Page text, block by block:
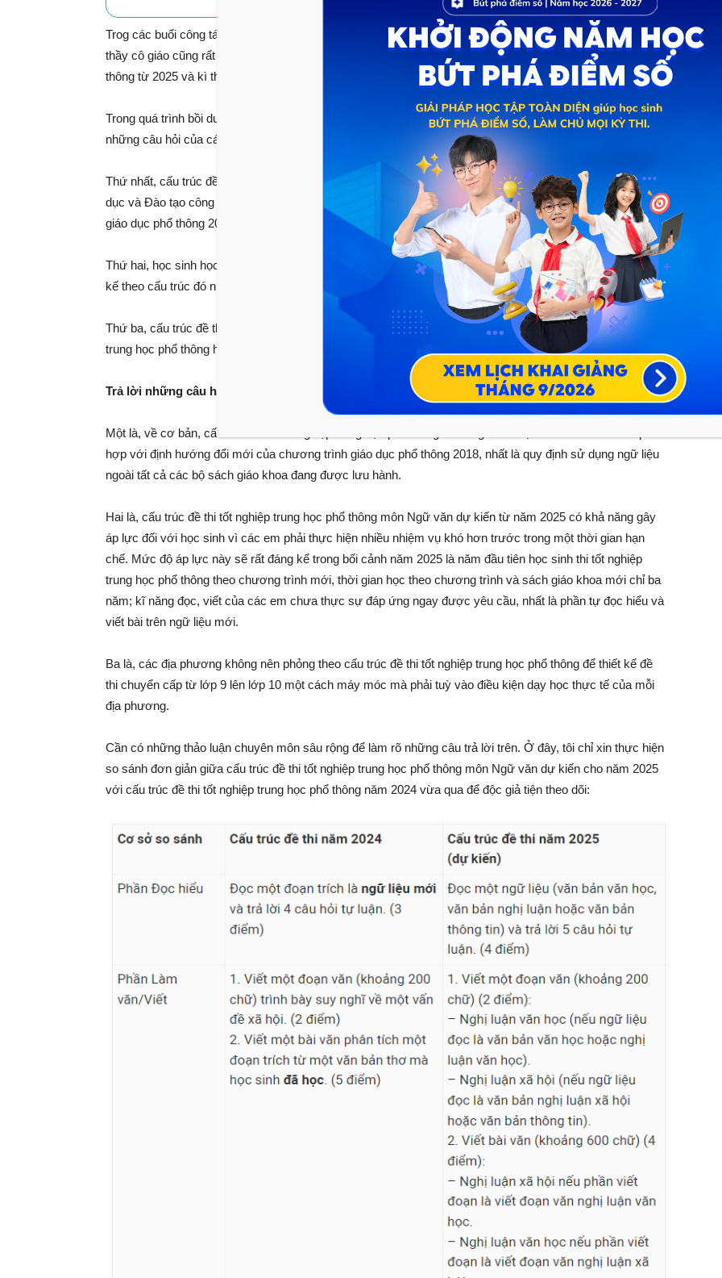
Trog các buổi công tác, tập huấn cho giáo viên sử dụng các sách chương trình cuối cấp (5,9,12), thì các
thầy cô giáo cũng rất quan tâm đến định hướng đổi mới đánh giá trong các kì thi tốt nghiệp trung học phổ
thông từ 2025 và kì thi chuyển cấp từ lớp 9 lên lớp 10.
Trong quá trình bồi dưỡng, tập huấn giáo viên sử dụng sách giáo khoa mới, thường xuyên nhận được
những câu hỏi của các thầy cô về hai kì thi này, tập trung vào những vấn đề như:
Thứ nhất, cấu trúc đề thi tốt nghiệp trung học phổ thông môn Ngữ văn dự kiến cho năm 2025 mà Bộ Giáo
dục và Đào tạo công bố vào tháng 3 vừa qua phù hợp ra sao với định hướng đổi mới của chương trình
giáo dục phổ thông 2018?
Thứ hai, học sinh học sách giáo khoa mới có khả năng đáp ứng được yêu cầu của một đề thi được thiết
kế theo cấu trúc đó như thế nào?
Thứ ba, cấu trúc đề thi chuyển cấp từ lớp 9 lên lớp 10 từ năm 2025 có nên theo cấu trúc đề thi tốt nghiệp
trung học phổ thông hay không?
Trả lời những câu hỏi trên, chúng tôi cho rằng:
Một là, về cơ bản, cấu trúc đề thi tốt nghiệp trung học phổ thông môn Ngữ văn dự kiến cho năm 2025 phù
hợp với định hướng đổi mới của chương trình giáo dục phổ thông 2018, nhất là quy định sử dụng ngữ liệu
ngoài tất cả các bộ sách giáo khoa đang được lưu hành.
Hai là, cấu trúc đề thi tốt nghiệp trung học phổ thông môn Ngữ văn dự kiến từ năm 2025 có khả năng gây
áp lực đối với học sinh vì các em phải thực hiện nhiều nhiệm vụ khó hơn trước trong một thời gian hạn
chế. Mức độ áp lực này sẽ rất đáng kể trong bối cảnh năm 2025 là năm đầu tiên học sinh thi tốt nghiệp
trung học phổ thông theo chương trình mới, thời gian học theo chương trình và sách giáo khoa mới chỉ ba
năm; kĩ năng đọc, viết của các em chưa thực sự đáp ứng ngay được yêu cầu, nhất là phần tự đọc hiểu và
viết bài trên ngữ liệu mới.
Ba là, các địa phương không nên phỏng theo cấu trúc đề thi tốt nghiệp trung học phổ thông để thiết kế đề
thi chuyển cấp từ lớp 9 lên lớp 10 một cách máy móc mà phải tuỳ vào điều kiện dạy học thực tế của mỗi
địa phương.
Cần có những thảo luận chuyên môn sâu rộng để làm rõ những câu trả lời trên. Ở đây, tôi chỉ xin thực hiện
so sánh đơn giản giữa cấu trúc đề thi tốt nghiệp trung học phổ thông môn Ngữ văn dự kiến cho năm 2025
với cấu trúc đề thi tốt nghiệp trung học phổ thông năm 2024 vừa qua để độc giả tiện theo dõi: